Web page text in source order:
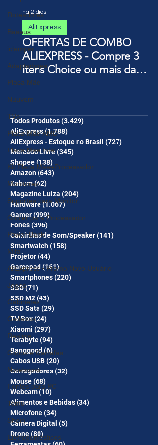
Roteadores
Baseus
iclamper
Adaptadores
Placa Mãe
Nuuvem
TVs
Placa Mãe AMD
Placa Mãe Intel
Kit Placa Mãe+Processador
Monitores
Suportes para Monitor
Cooler para Processador
Power Bank
Mifa
AliExpress - Promo Novo Usuário
Jogos
Gabinetes
Cadeiras
Realme
Copos e Garrafas
Notebooks
Fontes para PC
Temu
Shein
Eletrodomésticos
OFERTAS DE COMBO
ALIEXPRESS - Compre 3
itens Choice ou mais da
Página de Promoções e
Ganhe Frete Grátis(R$10 de
desc em 6 itens/R$25 de
desc em 10 itens) OS
CUPONS SÃO VÁLIDOS NO
COMBO
AliExpress
há 2 dias
Todos Produtos(3.429)
AliExpress(1.788)
AliExpress - Estoque no Brasil (727)
Mercado Livre(345)
Shopee(138)
Amazon(643)
Kabum(62)
Magazine Luiza (204)
Hardware(1.067) 1.067 posts
Gamer(999)999 posts
Fones(396)
Caixinhas de Som/Speaker(141)
Smartwatch(158)
Projetor(44)
Gamepad (161)161 posts
Smartphones(220)
SSD(71)
SSD M2(43)
SSD Sata (29)
TV Box(24)
Xiaomi (297)
Terabyte(94)
Banggood(6)6 posts
Cabos USB(20)
Carregadores(32)
Mouse(68)
Webcam(10)
Alimentos e Bebidas(34)
Microfone(34)
Câmera Digital (5)
Drone(80) 80 posts